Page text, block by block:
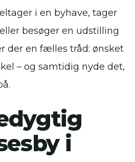
i en byhave, tager
besøger en udstilling
der en fælles tråd: ønsket
– og samtidig nyde det,
i